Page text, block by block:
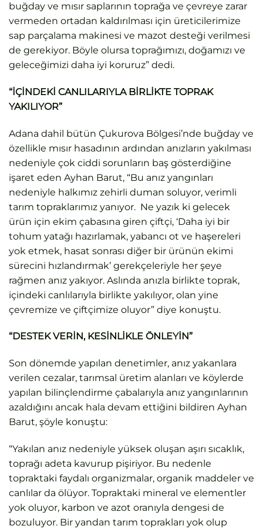
buğday ve mısır saplarının toprağa ve çevreye zarar
vermeden ortadan kaldırılması için üreticilerimize
sap parçalama makinesi ve mazot desteği verilmesi
de gerekiyor. Böyle olursa toprağımızı, doğamızı ve
geleceğimizi daha iyi koruruz” dedi.
“İÇİNDEKİ CANLILARIYLA BİRLİKTE TOPRAK
YAKILIYOR”
Adana dahil bütün Çukurova Bölgesi’nde buğday ve
özellikle mısır hasadının ardından anızların yakılması
nedeniyle çok ciddi sorunların baş gösterdiğine
işaret eden Ayhan Barut, “Bu anız yangınları
nedeniyle halkımız zehirli duman soluyor, verimli
tarım topraklarımız yanıyor. Ne yazık ki gelecek
ürün için ekim çabasına giren çiftçi, ‘Daha iyi bir
tohum yatağı hazırlamak, yabancı ot ve haşereleri
yok etmek, hasat sonrası diğer bir ürünün ekimi
sürecini hızlandırmak’ gerekçeleriyle her şeye
rağmen anız yakıyor. Aslında anızla birlikte toprak,
içindeki canlılarıyla birlikte yakılıyor, olan yine
çevremize ve çiftçimize oluyor” diye konuştu.
“DESTEK VERİN, KESİNLİKLE ÖNLEYİN”
Son dönemde yapılan denetimler, anız yakanlara
verilen cezalar, tarımsal üretim alanları ve köylerde
yapılan bilinçlendirme çabalarıyla anız yangınlarının
azaldığını ancak hala devam ettiğini bildiren Ayhan
Barut, şöyle konuştu:
“Yakılan anız nedeniyle yüksek oluşan aşırı sıcaklık,
toprağı adeta kavurup pişiriyor. Bu nedenle
topraktaki faydalı organizmalar, organik maddeler ve
canlılar da ölüyor. Topraktaki mineral ve elementler
yok oluyor, karbon ve azot oranıyla dengesi de
bozuluyor. Bir yandan tarım toprakları yok olup